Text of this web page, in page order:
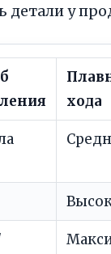
детали у
хода